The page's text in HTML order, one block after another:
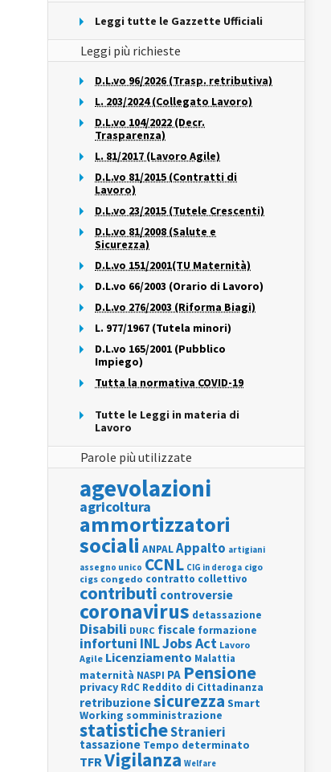
Leggi tutte le Gazzette Ufficiali
Leggi più richieste
D.L.vo 96/2026 (Trasp. retributiva)
L. 203/2024 (Collegato Lavoro)
D.L.vo 104/2022 (Decr.
Trasparenza)
L. 81/2017 (Lavoro Agile)
D.L.vo 81/2015 (Contratti di
Lavoro)
D.L.vo 23/2015 (Tutele Crescenti)
D.L.vo 81/2008 (Salute e
Sicurezza)
D.L.vo 151/2001(TU Maternità)
D.L.vo 66/2003 (Orario di Lavoro)
D.L.vo 276/2003 (Riforma Biagi)
L. 977/1967 (Tutela minori)
D.L.vo 165/2001 (Pubblico
Impiego)
Tutta la normativa COVID-19
Tutte le Leggi in materia di
Lavoro
Parole più utilizzate
agevolazioni
agricoltura
ammortizzatori
sociali ANPALAppalto artigiani
assegno unico CCNL CIG in deroga cigo
cigs congedo contratto collettivo
contributi controversie
coronavirus detassazione
Disabili DURC fiscale formazione
infortuni INLJobs Act Lavoro
Agile Licenziamento Malattia
maternità NASPI PA Pensione
privacy RdC Reddito di Cittadinanza
retribuzionesicurezza Smart
Working somministrazione
statisticheStranieri
tassazione Tempo determinato
TFRVigilanza Welfare